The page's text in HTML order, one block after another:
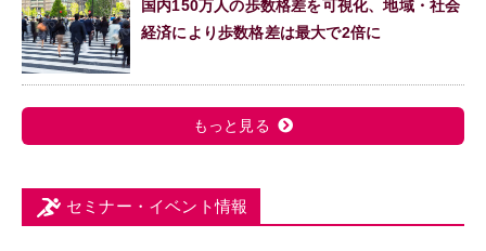
国内150万人の歩数格差を可視化、地域・社会
経済により歩数格差は最大で2倍に
もっと見る
セミナー・イベント情報